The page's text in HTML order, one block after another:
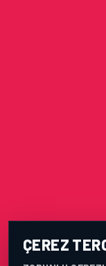
ÇEREZ